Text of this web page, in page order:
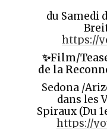
du Samedi
https://
✨Film/
de la
Sedona /
dans les
Spiraux (Du
https://